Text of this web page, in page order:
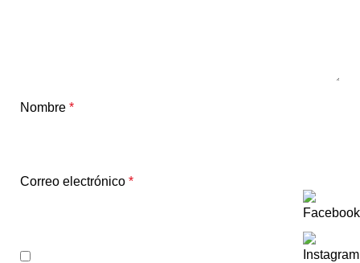
Nombre *
Correo electrónico *